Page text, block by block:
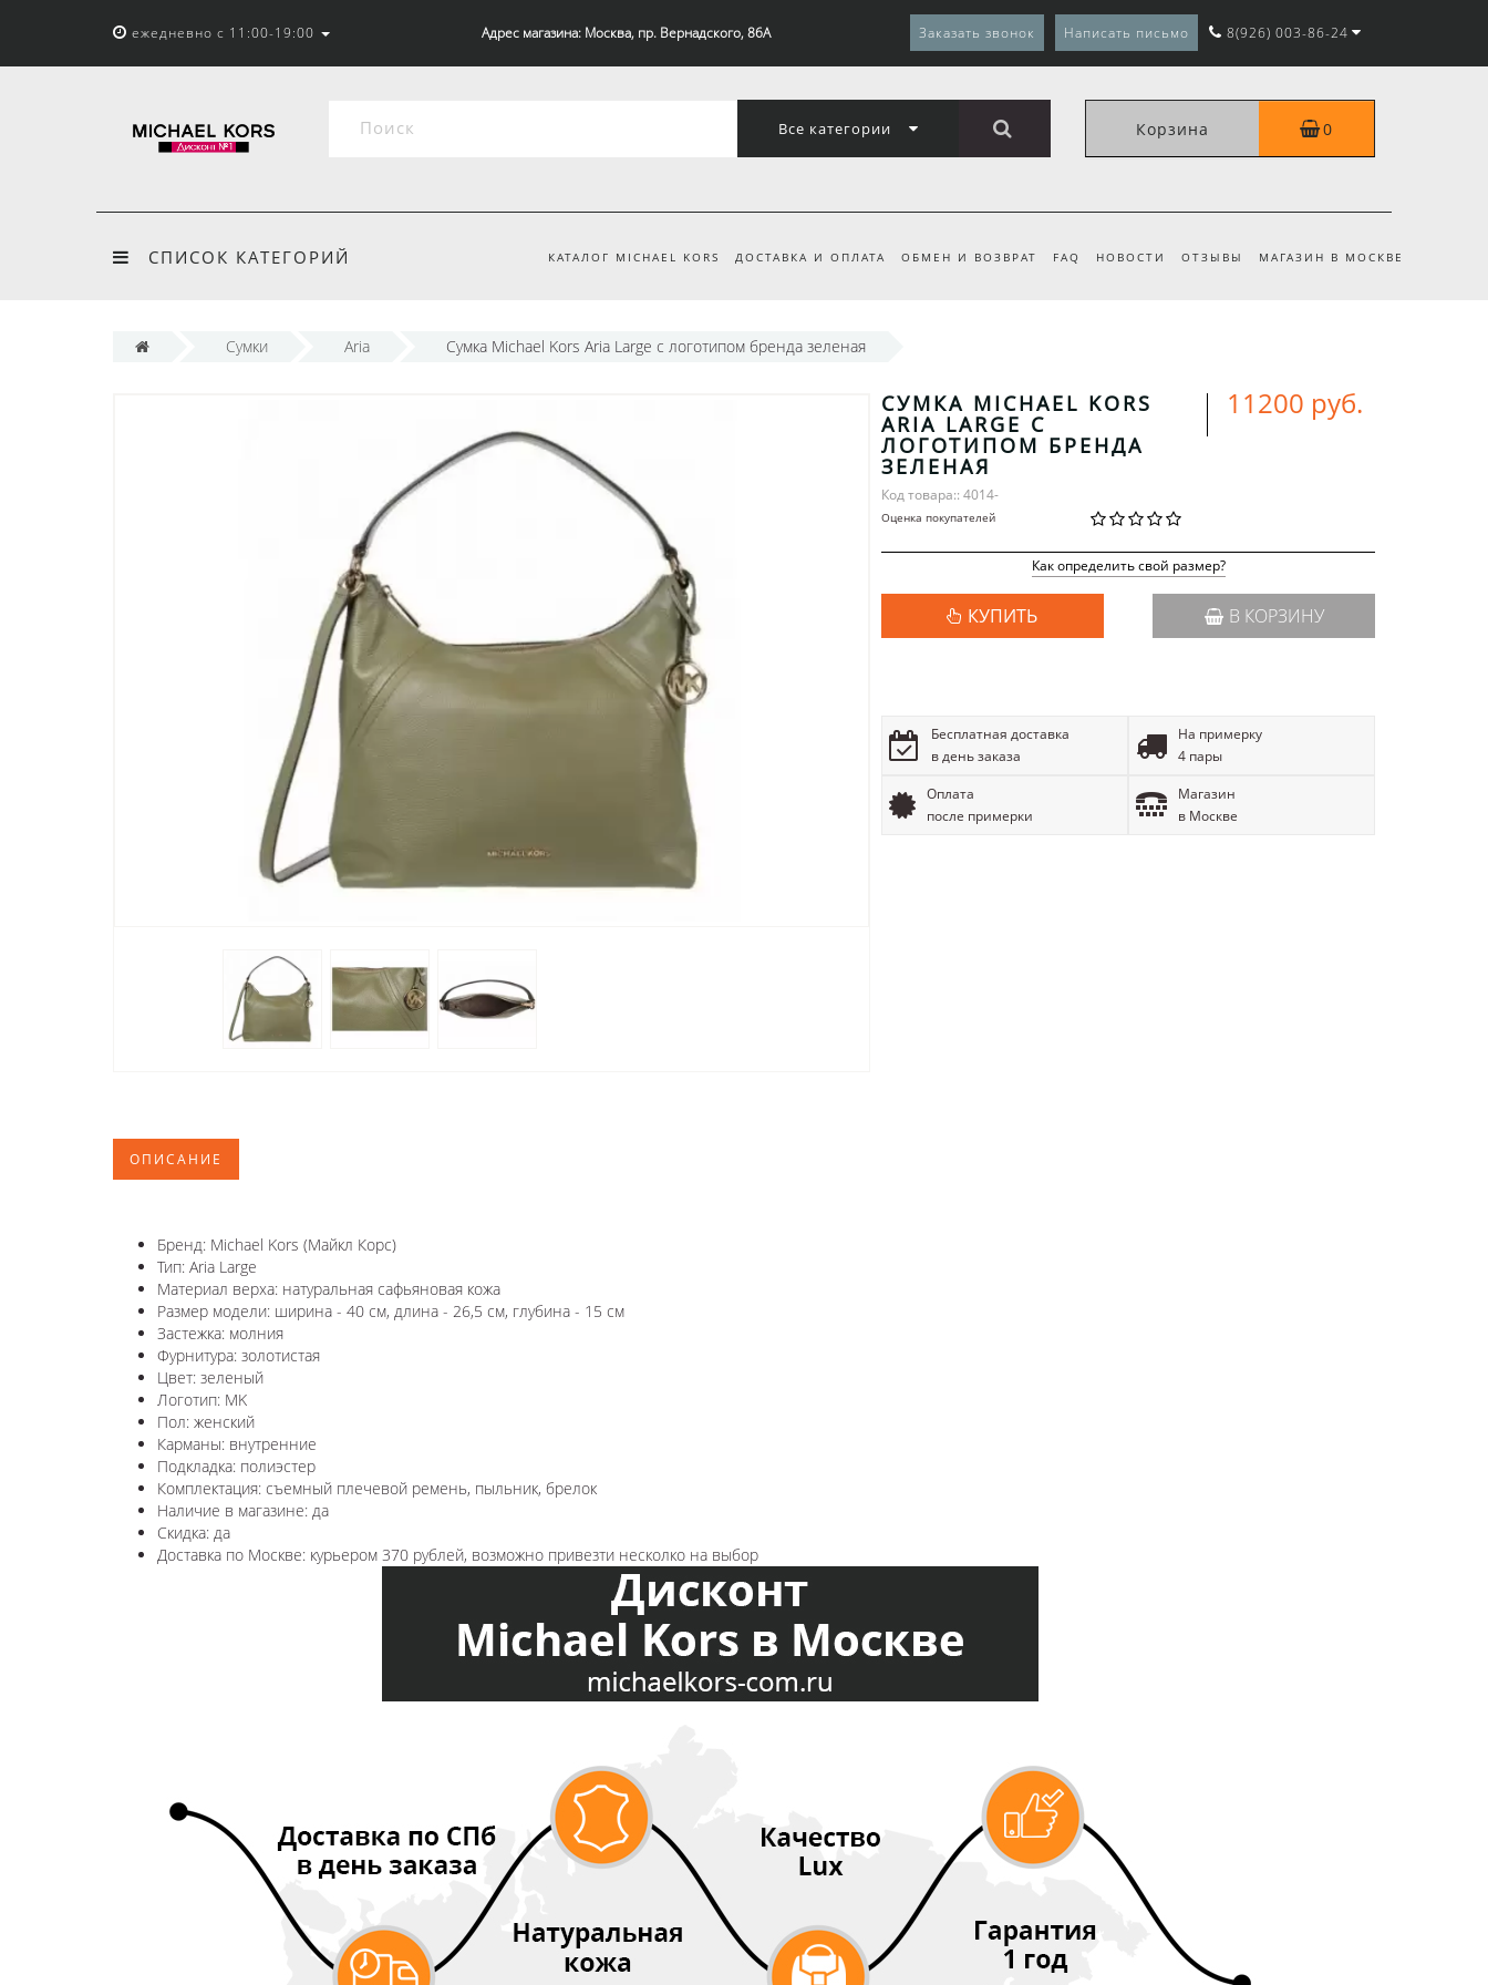
ежедневно с 11:00-19:00 Адрес магазина: Москва, пр. Вернадского, 86А Заказать звонок Написать письмо 8(926) 003-86-24
Все категории Корзина 0
СПИСОК КАТЕГОРИЙ КАТАЛОГ MICHAEL KORS ДОСТАВКА И ОПЛАТА ОБМЕН И ВОЗВРАТ FAQ НОВОСТИ ОТЗЫВЫ МАГАЗИН В МОСКВЕ
Сумки Aria Сумка Michael Kors Aria Large с логотипом бренда зеленая
СУМКА MICHAEL KORS
ARIA LARGE С
ЛОГОТИПОМ БРЕНДА
ЗЕЛЕНАЯ
Код товара:: 4014-
Оценка покупателей
11200 руб.
Как определить свой размер?
КУПИТЬ В КОРЗИНУ
Бесплатная доставка
в день заказа
На примерку
4 пары
Оплата
после примерки
Магазин
в Москве
ОПИСАНИЕ
Бренд: Michael Kors (Майкл Корс)
Тип: Aria Large
Материал верха: натуральная сафьяновая кожа
Размер модели: ширина - 40 см, длина - 26,5 см, глубина - 15 см
Застежка: молния
Фурнитура: золотистая
Цвет: зеленый
Логотип: MK
Пол: женский
Карманы: внутренние
Подкладка: полиэстер
Комплектация: съемный плечевой ремень, пыльник, брелок
Наличие в магазине: да
Скидка: да
Доставка по Москве: курьером 370 рублей, возможно привезти несколко на выбор